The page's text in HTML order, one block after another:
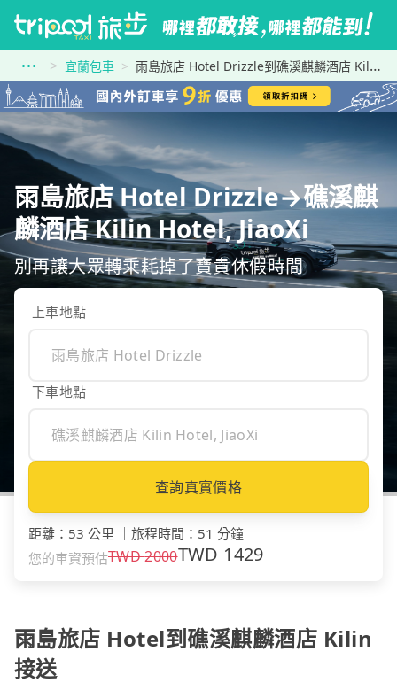
宜蘭包車 雨島旅店 Hotel Drizzle到礁溪麒麟酒店 Kilin Hotel, JiaoXi
雨島旅店 Hotel Drizzle→礁溪麒
麟酒店 Kilin Hotel, JiaoXi
別再讓大眾轉乘耗掉了寶貴休假時間
上車地點
下車地點
查詢真實價格
距離 ： 53 公里 旅程時間 ： 51 分鐘
您的車資預估TWD2000TWD 1429
雨島旅店 Hotel到礁溪麒麟酒店 Kilin
接送